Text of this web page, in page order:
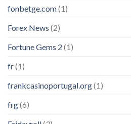
fonbetge.com(1)
Forex News (2)
Fortune Gems 2 (1)
fr(1)
frankcasinoportugal.org(1)
frg(6)